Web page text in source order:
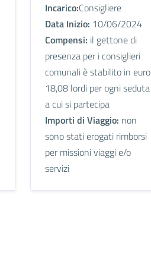
Incarico:Consigliere
Data Inizio: 10/06/2024
Compensi: il gettone di
presenza per i consiglieri
comunali è stabilito in euro
18,08 lordi per ogni seduta
a cui si partecipa
Importi di Viaggio: non
sono stati erogati rimborsi
per missioni viaggi e/o
servizi